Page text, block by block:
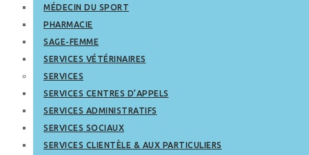
MÉDECIN DU SPORT
PHARMACIE
SAGE-FEMME
SERVICES VÉTÉRINAIRES
SERVICES
SERVICES CENTRES D’APPELS
SERVICES ADMINISTRATIFS
SERVICES SOCIAUX
SERVICES CLIENTÈLE & AUX PARTICULIERS